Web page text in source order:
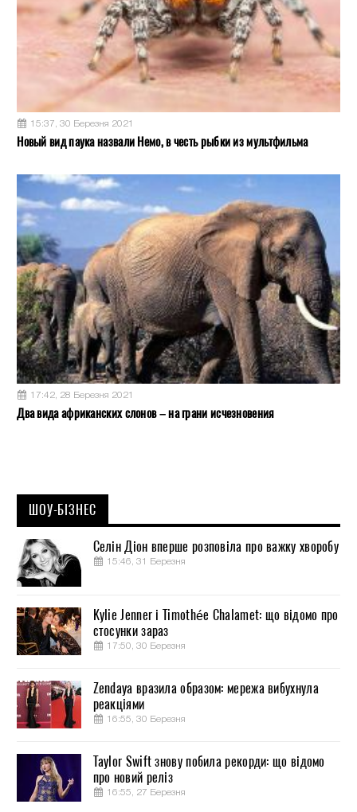
15:37, 30 Березня 2021
Новый вид паука назвали Немо, в честь рыбки из мультфильма
17:42, 28 Березня 2021
Два вида африканских слонов – на грани исчезновения
ШОУ-БІЗНЕС
Селін Діон вперше розповіла про важку хворобу
15:46, 31 Березня
Kylie Jenner і Timothée Chalamet: що відомо про
стосунки зараз
17:50, 30 Березня
Zendaya вразила образом: мережа вибухнула
реакціями
16:55, 30 Березня
Taylor Swift знову побила рекорди: що відомо
про новий реліз
16:55, 27 Березня